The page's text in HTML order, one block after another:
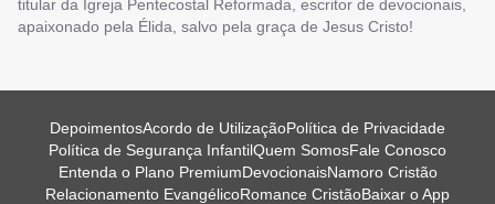
titular da Igreja Pentecostal Reformada, escritor de devocionais,
apaixonado pela Élida, salvo pela graça de Jesus Cristo!
DepoimentosAcordo de UtilizaçãoPolítica de Privacidade
Política de Segurança InfantilQuem SomosFale Conosco
Entenda o Plano PremiumDevocionaisNamoro Cristão
Relacionamento EvangélicoRomance CristãoBaixar o App